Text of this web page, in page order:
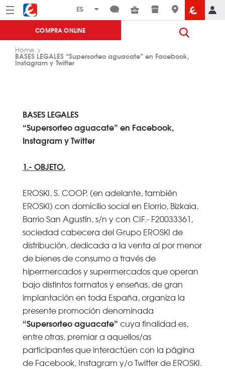
Menú Eroski
COMPRA ONLINE
Home
BASES LEGALES “Supersorteo aguacate” en Facebook,
Instagram y Twitter
BASES LEGALES
“Supersorteo aguacate” en Facebook,
Instagram y Twitter
1.- OBJETO.
EROSKI, S. COOP. (en adelante, también
EROSKI) con domicilio social en Elorrio, Bizkaia,
Barrio San Agustín, s/n y con CIF.- F20033361,
sociedad cabecera del Grupo EROSKI de
distribución, dedicada a la venta al por menor
de bienes de consumo a través de
hipermercados y supermercados que operan
bajo distintos formatos y enseñas, de gran
implantación en toda España, organiza la
presente promoción denominada
“Supersorteo aguacate” cuya finalidad es,
entre otras, premiar a aquellos/as
participantes que interactúen con la página
de Facebook, Instagram y/o Twitter de EROSKI.